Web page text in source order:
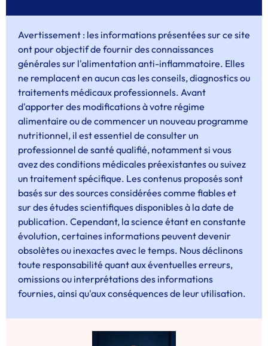
Avertissement : les informations présentées sur ce site
ont pour objectif de fournir des connaissances
générales sur l'alimentation anti-inflammatoire. Elles
ne remplacent en aucun cas les conseils, diagnostics ou
traitements médicaux professionnels. Avant
d'apporter des modifications à votre régime
alimentaire ou de commencer un nouveau programme
nutritionnel, il est essentiel de consulter un
professionnel de santé qualifié, notamment si vous
avez des conditions médicales préexistantes ou suivez
un traitement spécifique. Les contenus proposés sont
basés sur des sources considérées comme fiables et
sur des études scientifiques disponibles à la date de
publication. Cependant, la science étant en constante
évolution, certaines informations peuvent devenir
obsolètes ou inexactes avec le temps. Nous déclinons
toute responsabilité quant aux éventuelles erreurs,
omissions ou interprétations des informations
fournies, ainsi qu'aux conséquences de leur utilisation.